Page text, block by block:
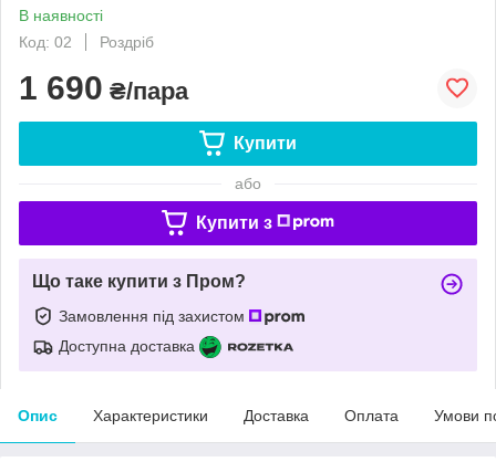
В наявності
Код: 02
Роздріб
1 690 ₴/пара
Купити
або
Купити з
Що таке купити з Пром?
Замовлення під захистом
Доступна доставка
Опис Характеристики Доставка Оплата Умови